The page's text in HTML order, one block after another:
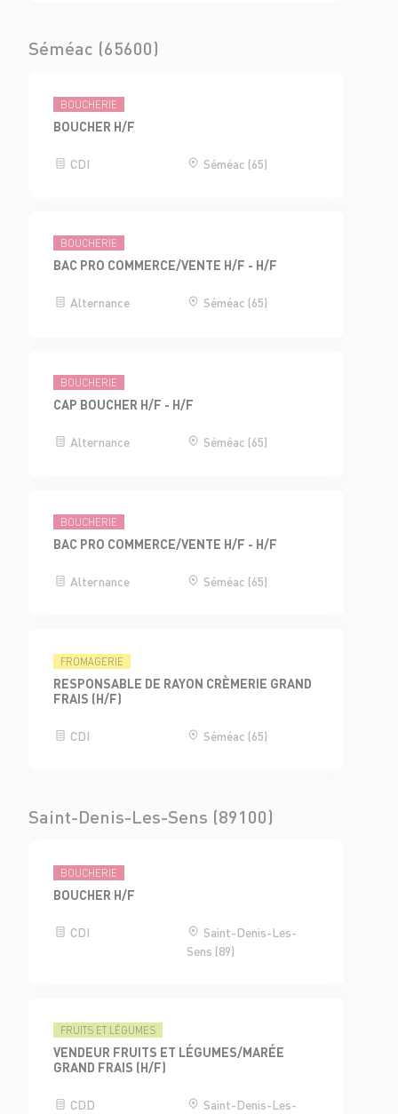
Séméac (65600)
BOUCHERIE
BOUCHER H/F
CDI Séméac (65)
BOUCHERIE
BAC PRO COMMERCE/VENTE H/F - H/F
Alternance Séméac (65)
BOUCHERIE
CAP BOUCHER H/F - H/F
Alternance Séméac (65)
BOUCHERIE
BAC PRO COMMERCE/VENTE H/F - H/F
Alternance Séméac (65)
FROMAGERIE
RESPONSABLE DE RAYON CRÈMERIE GRAND
FRAIS (H/F)
CDI Séméac (65)
Saint-Denis-Les-Sens (89100)
BOUCHERIE
BOUCHER H/F
CDI
Saint-Denis-Les-
Sens (89)
FRUITS ET LÉGUMES
VENDEUR FRUITS ET LÉGUMES/MARÉE
GRAND FRAIS (H/F)
CDD Saint-Denis-Les-